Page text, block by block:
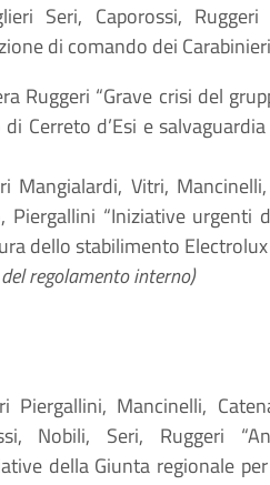
Seri, Caporossi,
di comando dei Carabinieri
Ruggeri “Grave crisi del
Cerreto d’Esi e
Mangialardi, Vitri,
Piergallini “Iniziative urgenti
dello stabilimento Electrolux
regolamento interno)
Piergallini, Mancinelli,
Nobili, Seri, Ruggeri
della Giunta regionale